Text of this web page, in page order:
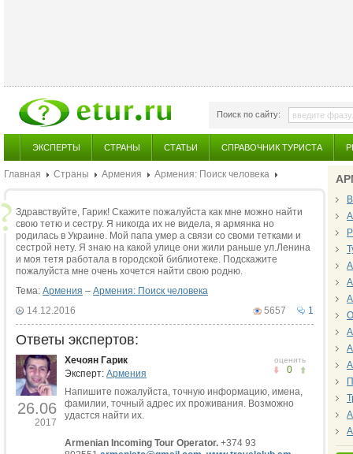
Поиск по сайту:
ЭКСПЕРТЫ СТРАНЫ СТАТЬИ СПРАВОЧНИК ТУРИСТА
Главная Страны Армения Армения: Поиск человека
Здравствуйте, Гарик! Скажите пожалуйста как мне можно найти
свою тетю и сестру. Я никогда их не видела, я армянка но
родилась в Украине. Мой папа умер а связи со своми тетками и
сестрой нету. Я знаю на какой улице они жили раньше ул.Ленина
и моя тетя работала в городской библиотеке. Подскажите
пожалуйста мне очень хочется найти свою родню.
Тема: Армения – Армения: Поиск человека
1
5657
14.12.2016
Ответы экспертов:
26.06
2017
оценить
0
Хечоян Гарик
Эксперт: Армения
Напишите пожалуйста, точную информацию, имена,
фамилии, точный адрес их проживания. Возможно
удастся найти их.
Armenian Incoming Tour Operator. +374 93